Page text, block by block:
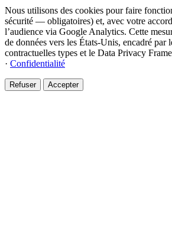
Nous utilisons des cookies pour faire
sécurité — obligatoires) et, avec votre
l’audience via Google Analytics. Cette
de données vers les États-Unis, encadré par
contractuelles types et le Data Privacy
· Confidentialité
Refuser Accepter